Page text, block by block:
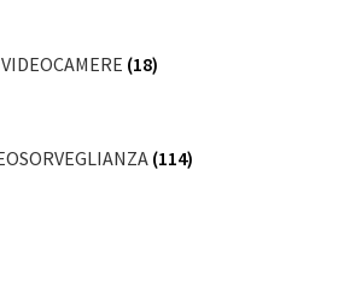
VIDEOCAMERE (18)
(114)